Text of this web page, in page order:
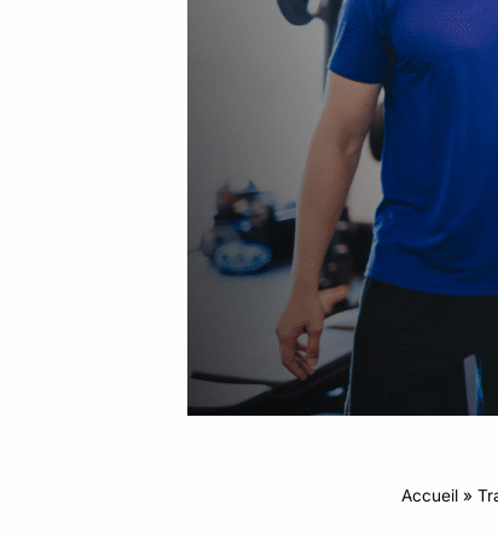
Functional
Hyrox
EMS
TRX
Accueil »